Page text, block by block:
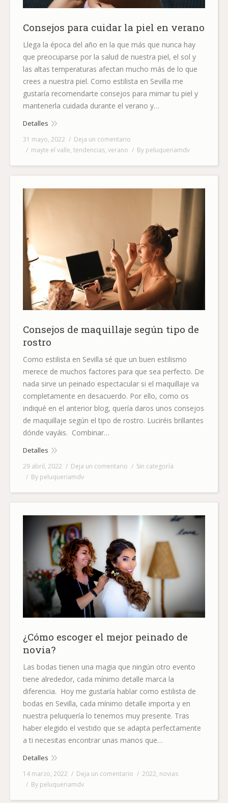
Consejos para cuidar la piel en verano
Llega la época del año en la que más que nunca hay
que preocuparse por la salud de nuestra piel, el sol y
las altas temperaturas afectan mucho más de lo que
crees a nuestra piel. Como estilista en Sevilla me
gustaría recomendarte consejos para mimar tu piel y
mantenerla cuidada durante el verano y…
Detalles
31 mayo, 2022
Deja un comentario
mayte el valle, tendencias, verano By peluqueriamdv
Consejos de maquillaje según tipo de
rostro
Como estilista en Sevilla sé que un buen estilismo
merece de muchos factores para que sea perfecto. De
nada sirve un peinado espectacular si el maquillaje va
completamente en desacuerdo. Por ello, como os
indiqué en el anterior blog, quería daros unos consejos
de maquillaje según el tipo de rostro. Luciréis brillantes
dónde vayáis. Combinar…
Detalles
29 abril, 2022 Deja un comentario
Sin categoría
By peluqueriamdv
¿Cómo escoger el mejor peinado de
novia?
Las bodas tienen una magia que ningún otro evento
tiene alrededor, cada mínimo detalle marca la
diferencia. Hoy me gustaría hablar como estilista de
bodas en Sevilla, cada mínimo detalle importa y en
nuestra peluquería lo tenemos muy presente. Tras
haber elegido el vestido que se adapta perfectamente
a ti necesitas encontrar unas manos que…
Detalles
14 marzo, 2022 Deja un comentario 2022, novias
By peluqueriamdv